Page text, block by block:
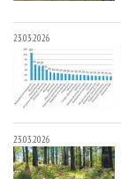
23.03.2026
23.03.2026